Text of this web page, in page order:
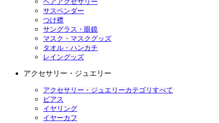
ヘアアクセサリー
サスペンダー
つけ襟
サングラス・眼鏡
マスク・マスクグッズ
タオル・ハンカチ
レイングッズ
アクセサリー・ジュエリー
アクセサリー・ジュエリーカテゴリすべて
ピアス
イヤリング
イヤーカフ